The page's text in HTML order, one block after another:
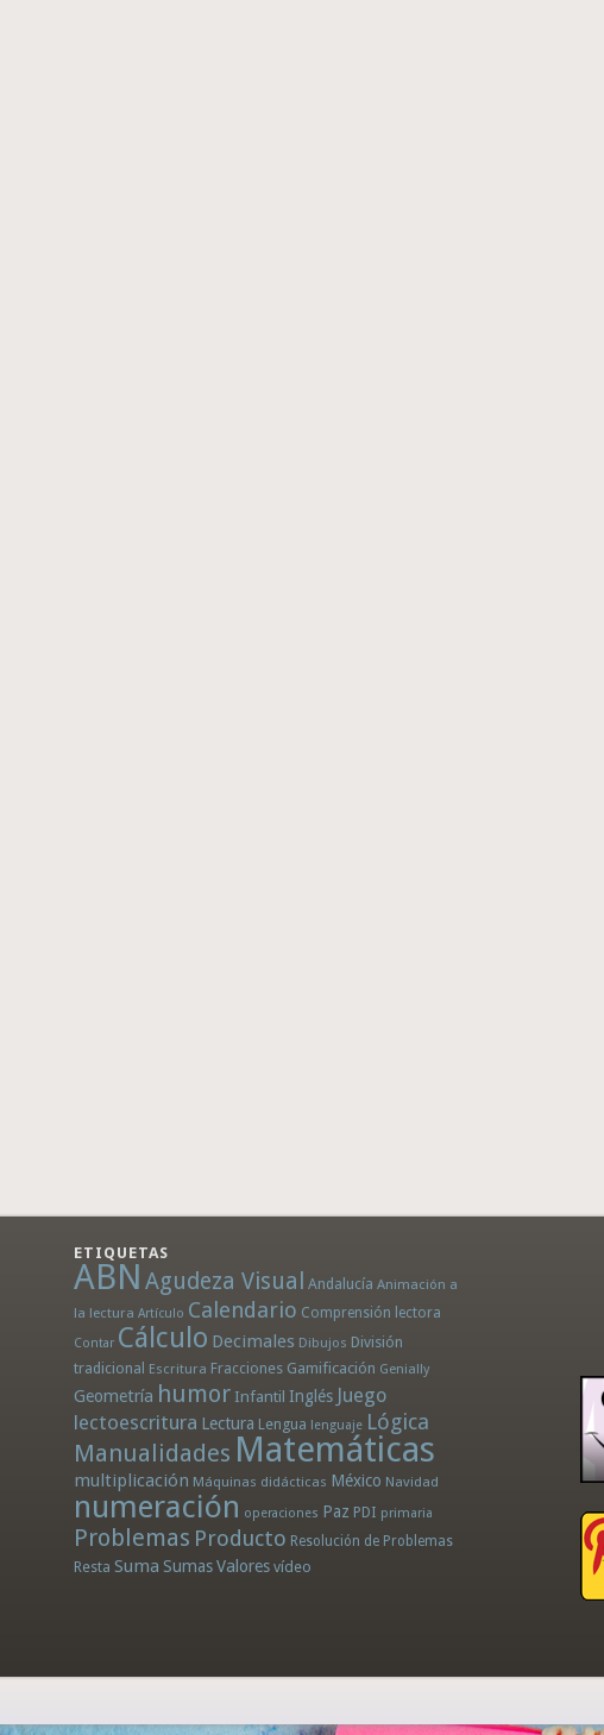
ETIQUETAS
ABN Agudeza Visual Andalucía Animación a
la lectura Artículo Calendario Comprensión lectora
Contar Cálculo Decimales Dibujos División
tradicional Escritura Fracciones Gamificación Genially
Geometría humor Infantil Inglés Juego
lectoescritura Lectura Lengua lenguaje Lógica
Manualidades Matemáticas
multiplicación Máquinas didácticas México Navidad
numeración operaciones Paz PDI primaria
Problemas Producto Resolución de Problemas
Resta Suma SumasValores vídeo